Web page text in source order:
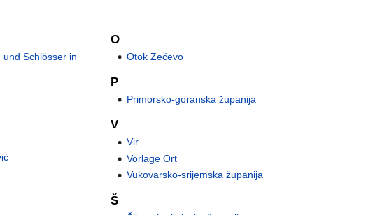
Schlösser in
O
Otok Zečevo
P
Primorsko-goranska županija
V
Vir
Vorlage Ort
Vukovarsko-srijemska županija
Š